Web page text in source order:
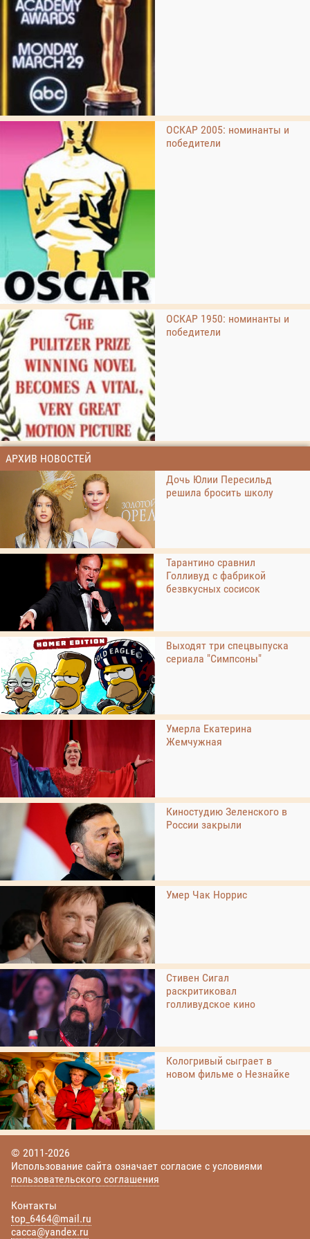
ОСКАР 2005: номинанты и
победители
ОСКАР 1950: номинанты и
победители
АРХИВ НОВОСТЕЙ
Дочь Юлии Пересильд
решила бросить школу
Тарантино сравнил
Голливуд с фабрикой
безвкусных сосисок
Выходят три спецвыпуска
сериала "Симпсоны"
Умерла Екатерина
Жемчужная
Киностудию Зеленского в
России закрыли
Умер Чак Норрис
Стивен Сигал
раскритиковал
голливудское кино
Кологривый сыграет в
новом фильме о Незнайке
© 2011-2026
Использование сайта означает согласие с условиями
пользовательского соглашения
Контакты
top_6464@mail.ru
cacca@yandex.ru